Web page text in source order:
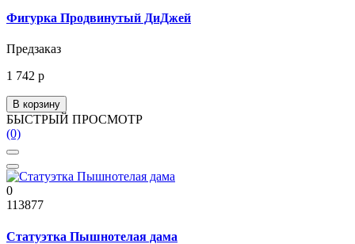
Фигурка Продвинутый ДиДжей
Предзаказ
1 742 р
В корзину
БЫСТРЫЙ ПРОСМОТР
(0)
0
113877
Статуэтка Пышнотелая дама